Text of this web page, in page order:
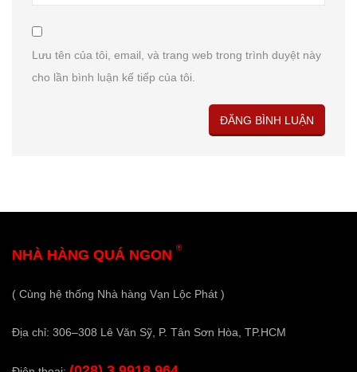
Lưu tên của tôi, email, và trang web trong trình duyệt này
cho lần bình luận kế tiếp của tôi.
NHÀ HÀNG QUÁ NGON ®
( Cùng hệ thống Nhà hàng Vạn Lộc Phát )
Địa chỉ: 306–308 Lê Văn Sỹ, P. Tân Sơn Hòa, TP.HCM